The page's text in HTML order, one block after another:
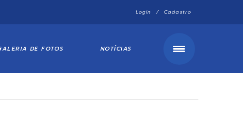
Login / Cadastro
DE FOTOS NOTÍCIAS